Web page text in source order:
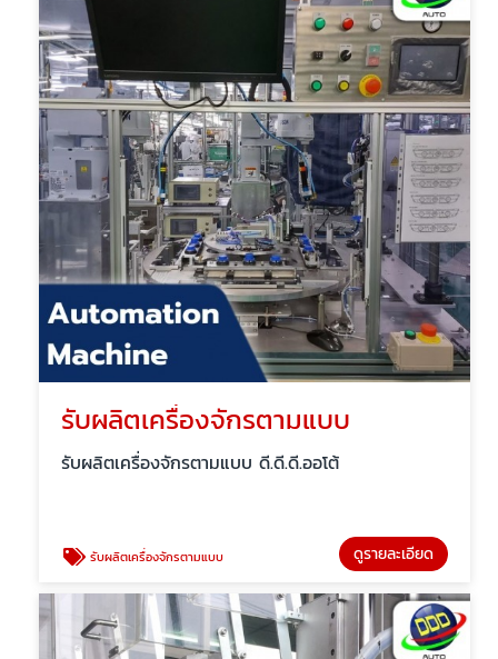
รับผลิตเครื่องจักรตามแบบ
รับผลิตเครื่องจักรตามแบบ ดี.ดี.ดี.ออโต้
รับผลิตเครื่องจักรตามแบบ ดูรายละเอียด